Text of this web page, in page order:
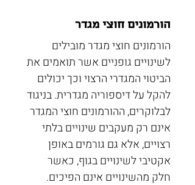
הורמונים חוצי מגדר
הורמונים חוצי מגדר מובילים
לשינויים גופניים אשר תואמים את
הביטוי המגדרי הרצוי וכך יכולים
להקל על דיספוריה מגדרית. בניגוד
לבלוקרים, ההורמונים חוצי המגדר
אינם רק מעקבים שינויים בלתי
רצויים, אלא גם גורמים באופן
אקטיבי לשינויים בגוף, כאשר
חלק מהשינויים אינם הפיכים.